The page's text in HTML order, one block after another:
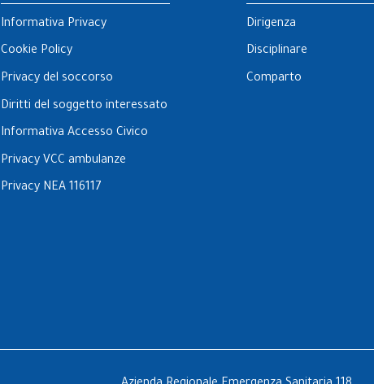
Informativa Privacy
Cookie Policy
Privacy del soccorso
Diritti del soggetto interessato
Informativa Accesso Civico
Privacy VCC ambulanze
Privacy NEA 116117
Dirigenza
Disciplinare
Comparto